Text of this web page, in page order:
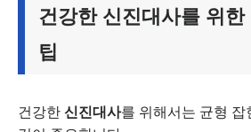
건강한 신진대사를 위한
팁
건강한 신진대사를 위해서는 균형